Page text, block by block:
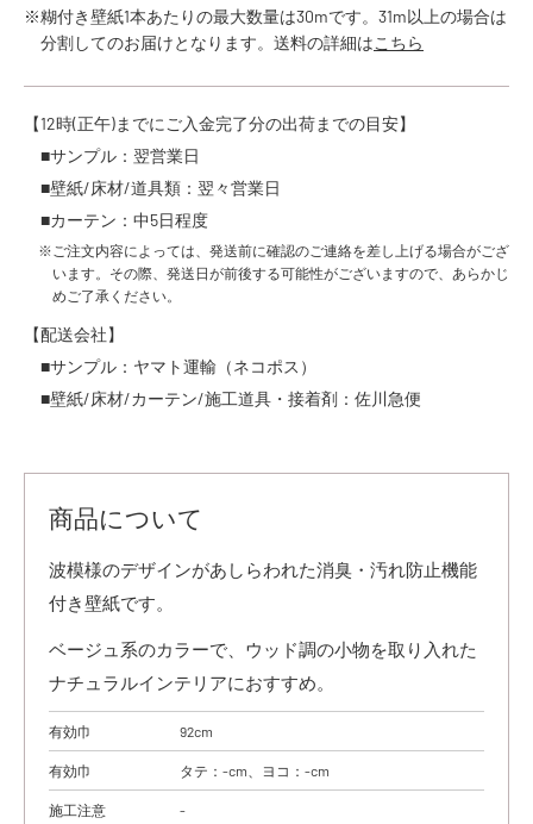
※糊付き壁紙1本あたりの最大数量は30mです。31m以上の場合は
分割してのお届けとなります。送料の詳細はこちら
【12時(正午)までにご入金完了分の出荷までの目安】
■サンプル：翌営業日
■壁紙/床材/道具類：翌々営業日
■カーテン：中5日程度
※ご注文内容によっては、発送前に確認のご連絡を差し上げる場合がござ
います。その際、発送日が前後する可能性がございますので、あらかじ
めご了承ください。
【配送会社】
■サンプル：ヤマト運輸（ネコポス）
■壁紙/床材/カーテン/施工道具・接着剤：佐川急便
商品について
波模様のデザインがあしらわれた消臭・汚れ防止機能
付き壁紙です。
ベージュ系のカラーで、ウッド調の小物を取り入れた
ナチュラルインテリアにおすすめ。
有効巾 92cm
有効巾 タテ：-cm、ヨコ：-cm
施工注意 -